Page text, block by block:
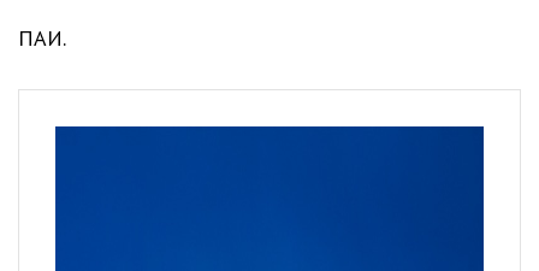
ПАИ.